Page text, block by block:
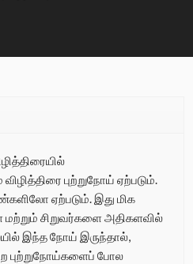
புற்றுநோய் ஏற்படும்.
ஏற்படும். இது மிக
சிறுவர்களை அதிகளவில்
இந்த நோய் இருந்தால்,
புற்றுநோய்களைப் போல